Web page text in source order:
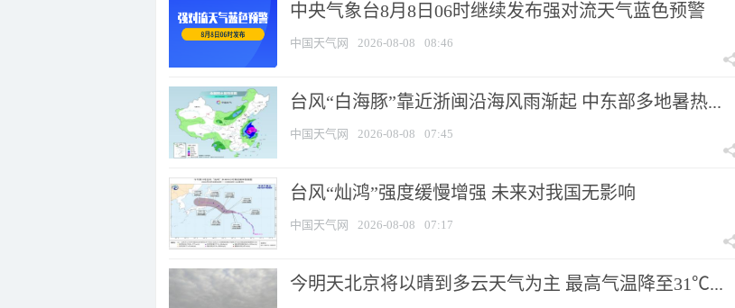
中央气象台8月8日06时继续发布强对流天气蓝色预警
中国天气网 2026-08-08 08:46
台风“白海豚”靠近浙闽沿海风雨渐起 中东部多地暑热...
中国天气网 2026-08-08 07:45
台风“灿鸿”强度缓慢增强 未来对我国无影响
中国天气网 2026-08-08 07:17
今明天北京将以晴到多云天气为主 最高气温降至31℃...